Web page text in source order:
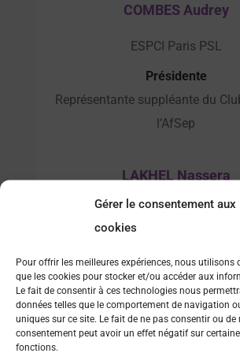
Gérer le consentement aux
cookies
Pour offrir les meilleures expériences, nous utilisons
que les cookies pour stocker et/ou accéder aux
Le fait de consentir à ces technologies nous
données telles que le comportement de navigation
uniques sur ce site. Le fait de ne pas consentir ou de
consentement peut avoir un effet négatif sur
fonctions.
COMBES Audrey
ESPCI Paris PSL
Présidente
Représentante suppléante du
l’AfSep
LAKHEL Nassera
L’Oréal
CHENDO
Institut Pasteur